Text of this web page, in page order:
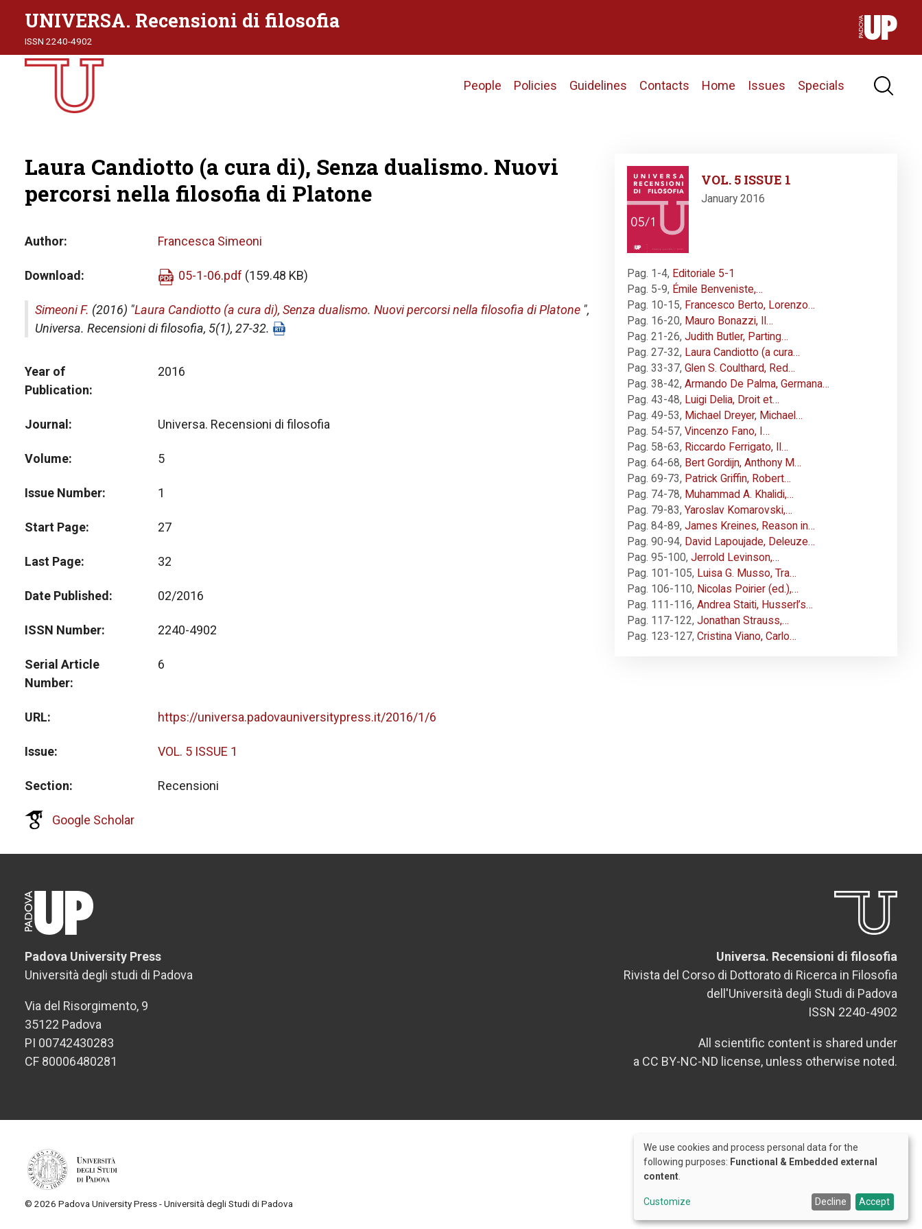
UNIVERSA. Recensioni di filosofia
ISSN 2240-4902
Main
People Policies Guidelines Contacts Home Issues Specials
Laura Candiotto (a cura di), Senza dualismo. Nuovi
percorsi nella filosofia di Platone
Author Francesca Simeoni
Download 05-1-06.pdf (159.48 KB)
Simeoni F. (2016) "Laura Candiotto (a cura di), Senza dualismo. Nuovi percorsi nella filosofia di Platone ",
Universa. Recensioni di filosofia, 5(1), 27-32.
Year of
Publication
2016
Journal Universa. Recensioni di filosofia
Volume 5
Issue Number 1
Start Page 27
Last Page 32
Date Published 02/2016
ISSN Number 2240-4902
Serial Article
Number
6
URL https://universa.padovauniversitypress.it/2016/1/6
Issue VOL. 5 ISSUE 1
Section Recensioni
Google Scholar
Image
VOL. 5 ISSUE 1
January 2016
Pag. 1-4, Editoriale 5-1
Pag. 5-9, Émile Benveniste,…
Pag. 10-15, Francesco Berto, Lorenzo…
Pag. 16-20, Mauro Bonazzi, Il…
Pag. 21-26, Judith Butler, Parting…
Pag. 27-32, Laura Candiotto (a cura…
Pag. 33-37, Glen S. Coulthard, Red…
Pag. 38-42, Armando De Palma, Germana…
Pag. 43-48, Luigi Delia, Droit et…
Pag. 49-53, Michael Dreyer, Michael…
Pag. 54-57, Vincenzo Fano, I…
Pag. 58-63, Riccardo Ferrigato, Il…
Pag. 64-68, Bert Gordijn, Anthony M…
Pag. 69-73, Patrick Griffin, Robert…
Pag. 74-78, Muhammad A. Khalidi,…
Pag. 79-83, Yaroslav Komarovski,…
Pag. 84-89, James Kreines, Reason in…
Pag. 90-94, David Lapoujade, Deleuze…
Pag. 95-100, Jerrold Levinson,…
Pag. 101-105, Luisa G. Musso, Tra…
Pag. 106-110, Nicolas Poirier (ed.),…
Pag. 111-116, Andrea Staiti, Husserl’s…
Pag. 117-122, Jonathan Strauss,…
Pag. 123-127, Cristina Viano, Carlo…
Padova University Press
Università degli studi di Padova
Via del Risorgimento, 9
35122 Padova
PI 00742430283
CF 80006480281
Universa. Recensioni di filosofia
Rivista del Corso di Dottorato di Ricerca in Filosofia
dell'Università degli Studi di Padova
ISSN 2240-4902
All scientific content is shared under
a CC BY-NC-ND license, unless otherwise noted.
© 2026 Padova University Press - Università degli Studi di Padova
Use
of
personal
data
We use cookies and process personal data for the
following purposes: Functional & Embedded external
content
Customize Decline Accept